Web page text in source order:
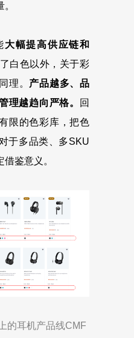
大幅提高供应链和
白色以外，关于彩
理。 产品越多、品
理越趋向严格。
回
限的色彩库，把色
于多品类、多SKU
鉴意义。
的耳机产品线CMF